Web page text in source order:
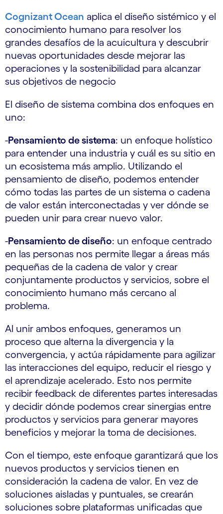
Cognizant Ocean aplica el diseño sistémico y el
conocimiento humano para resolver los
grandes desafíos de la acuicultura y descubrir
nuevas oportunidades desde mejorar las
operaciones y la sostenibilidad para alcanzar
sus objetivos de negocio
El diseño de sistema combina dos enfoques en
uno:
-Pensamiento de sistema: un enfoque holístico
para entender una industria y cuál es su sitio en
un ecosistema más amplio. Utilizando el
pensamiento de diseño, podemos entender
cómo todas las partes de un sistema o cadena
de valor están interconectadas y ver dónde se
pueden unir para crear nuevo valor.
-Pensamiento de diseño: un enfoque centrado
en las personas nos permite llegar a áreas más
pequeñas de la cadena de valor y crear
conjuntamente productos y servicios, sobre el
conocimiento humano más cercano al
problema.
Al unir ambos enfoques, generamos un
proceso que alterna la divergencia y la
convergencia, y actúa rápidamente para agilizar
las interacciones del equipo, reducir el riesgo y
el aprendizaje acelerado. Esto nos permite
recibir feedback de diferentes partes interesadas
y decidir dónde podemos crear sinergias entre
productos y servicios para generar mayores
beneficios y mejorar la toma de decisiones.
Con el tiempo, este enfoque garantizará que los
nuevos productos y servicios tienen en
consideración la cadena de valor. En vez de
soluciones aisladas y puntuales, se crearán
soluciones sobre plataformas unificadas que